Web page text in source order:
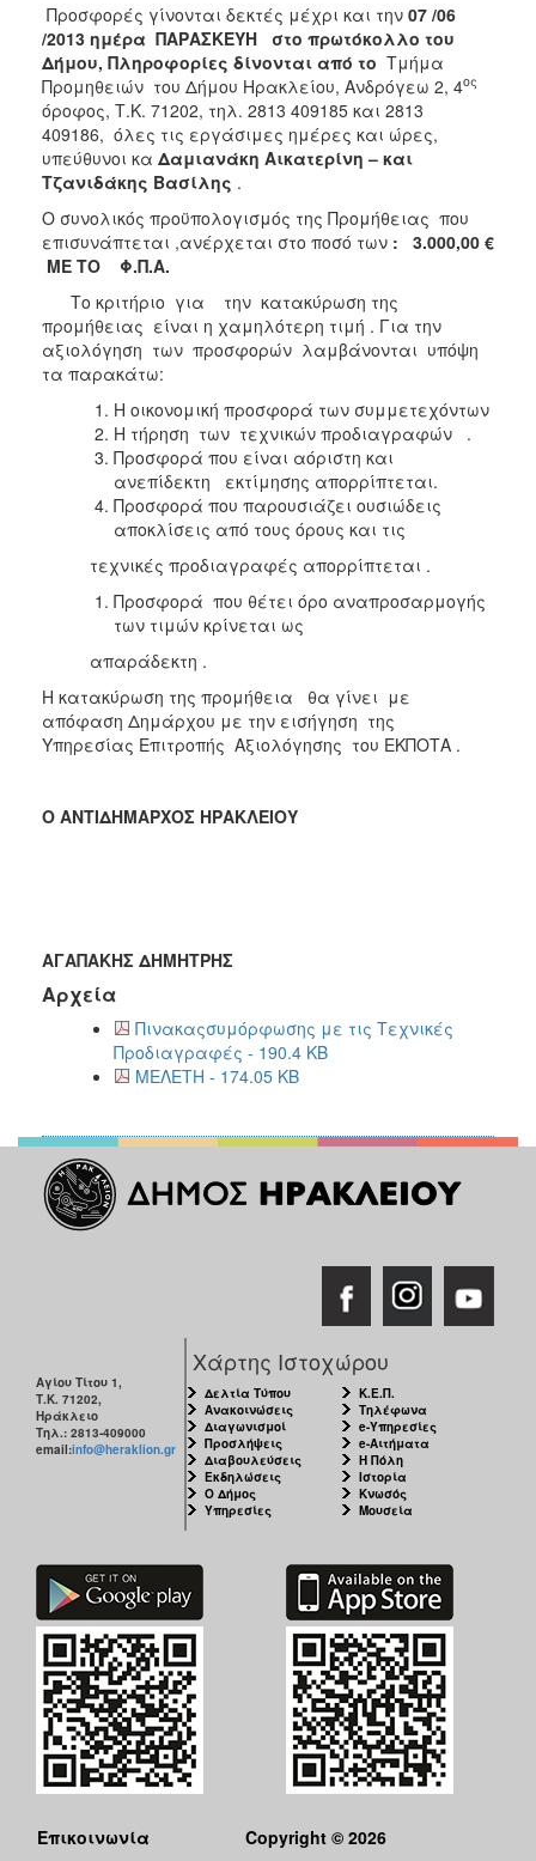
Προσφορές γίνονται δεκτές μέχρι και την 07 /06
/2013 ημέρα ΠΑΡΑΣΚΕΥΗ
στο πρωτόκολλο του
Δήμου, Πληροφορίες δίνονται από το Τμήμα
Προμηθειών του Δήμου Ηρακλείου, Ανδρόγεω 2, 4ος
όροφος, Τ.Κ. 71202, τηλ. 2813 409185 και 2813
409186, όλες τις εργάσιμες ημέρες και ώρες,
υπεύθυνοι κα Δαμιανάκη Αικατερίνη – και
Τζανιδάκης Βασίλης .
Ο συνολικός προϋπολογισμός της Προμήθειας που
επισυνάπτεται ,ανέρχεται στο ποσό των : 3.000,00 €
ΜΕ ΤΟ Φ.Π.Α.
Το κριτήριο για την κατακύρωση της
προμήθειας είναι η χαμηλότερη τιμή . Για την
αξιολόγηση των προσφορών λαμβάνονται υπόψη
τα παρακάτω:
Η οικονομική προσφορά των συμμετεχόντων
Η τήρηση των τεχνικών προδιαγραφών .
Προσφορά που είναι αόριστη και
ανεπίδεκτη εκτίμησης απορρίπτεται.
Προσφορά που παρουσιάζει ουσιώδεις
αποκλίσεις από τους όρους και τις
τεχνικές προδιαγραφές απορρίπτεται .
Προσφορά που θέτει όρο αναπροσαρμογής
των τιμών κρίνεται ως
απαράδεκτη .
Η κατακύρωση της προμήθεια θα γίνει με
απόφαση Δημάρχου με την εισήγηση της
Υπηρεσίας Επιτροπής Αξιολόγησης του ΕΚΠΟΤΑ .
Ο ΑΝΤΙΔΗΜΑΡΧΟΣ ΗΡΑΚΛΕΙΟΥ
ΑΓΑΠΑΚΗΣ ΔΗΜΗΤΡΗΣ
Αρχεία
Πινακαςσυμόρφωσης με τις Τεχνικές
Προδιαγραφές - 190.4 KB
ΜΕΛΕΤΗ - 174.05 KB
Αγίου Τίτου 1,
Τ.Κ. 71202,
Ηράκλειο
Τηλ.: 2813-409000
email:info@heraklion.gr
Χάρτης Ιστοχώρου
Δελτία Τύπου
Ανακοινώσεις
Διαγωνισμοί
Προσλήψεις
Διαβουλεύσεις
Εκδηλώσεις
Ο Δήμος
Υπηρεσίες
Κ.Ε.Π.
Τηλέφωνα
e-Υπηρεσίες
e-Αιτήματα
Η Πόλη
Ιστορία
Κνωσός
Μουσεία
Επικοινωνία Copyright © 2026